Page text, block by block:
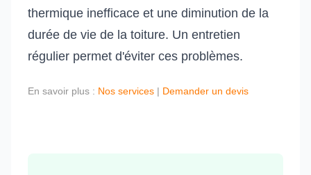
thermique inefficace et une diminution de la
durée de vie de la toiture. Un entretien
régulier permet d'éviter ces problèmes.
En savoir plus : Nos services | Demander un devis